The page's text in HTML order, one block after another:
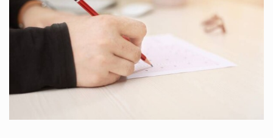
DINTRE
ELEVII
DE
CLASA
A
VIII-
A